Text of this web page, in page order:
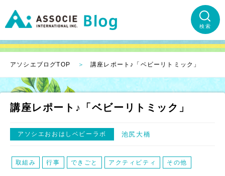
検索
アソシエブログTOP 講座レポート♪「ベビーリトミック」
講座レポート♪「ベビーリトミック」
アソシエおおはしベビーラボ 池尻大橋
取組み 行事 できごと アクティビティ その他